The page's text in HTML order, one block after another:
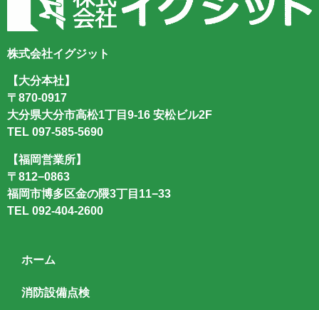
株式会社イグジット
【大分本社】
〒870-0917
大分県大分市高松1丁目9-16 安松ビル2F
TEL 097-585-5690
【福岡営業所】
〒812−0863
福岡市博多区金の隈3丁目11−33
TEL 092-404-2600
ホーム
消防設備点検